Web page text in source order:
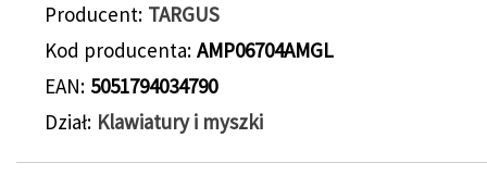
Producent TARGUS
Kod producenta AMP06704AMGL
EAN 5051794034790
Dział Klawiatury i myszki